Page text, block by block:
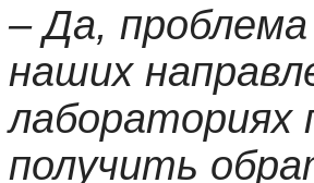
– Да,
наших
лабораториях
получить